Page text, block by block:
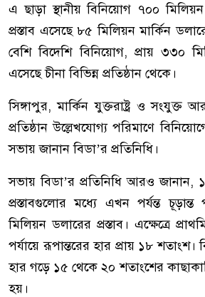
এ ছাড়া স্থানীয় বিনিয়োগ ৭০০
প্রস্তাব এসেছে ৮৫ মিলিয়ন মার্কিন
বেশি বিদেশি বিনিয়োগ, প্রায় ৩৩০
এসেছে চীনা বিভিন্ন প্রতিষ্ঠান থেকে।
সিঙ্গাপুর, মার্কিন যুক্তরাষ্ট্র ও সংযুক্ত
প্রতিষ্ঠান উল্লেখযোগ্য পরিমাণে
সভায় জানান বিডা’র প্রতিনিধি।
সভায় বিডা’র প্রতিনিধি আরও জানান,
প্রস্তাবগুলোর মধ্যে এখন পর্যন্ত
মিলিয়ন ডলারের প্রস্তাব। এক্ষেত্রে
পর্যায়ে রূপান্তরের হার প্রায় ১৮ শতাংশ।
হার গড়ে ১৫ থেকে ২০ শতাংশের
হয়।